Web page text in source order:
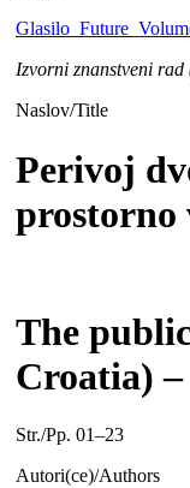
Izvorni znanstveni
Naslov/Title
Perivoj
prostorno
The
Croatia)
Str./Pp. 01–23
Autori(ce)/Authors